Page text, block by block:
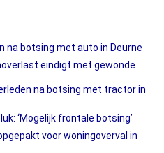
na botsing met auto in Deurne
eindigt met gewonde
na botsing met tractor in
‘Mogelijk frontale botsing’
voor woningoverval in